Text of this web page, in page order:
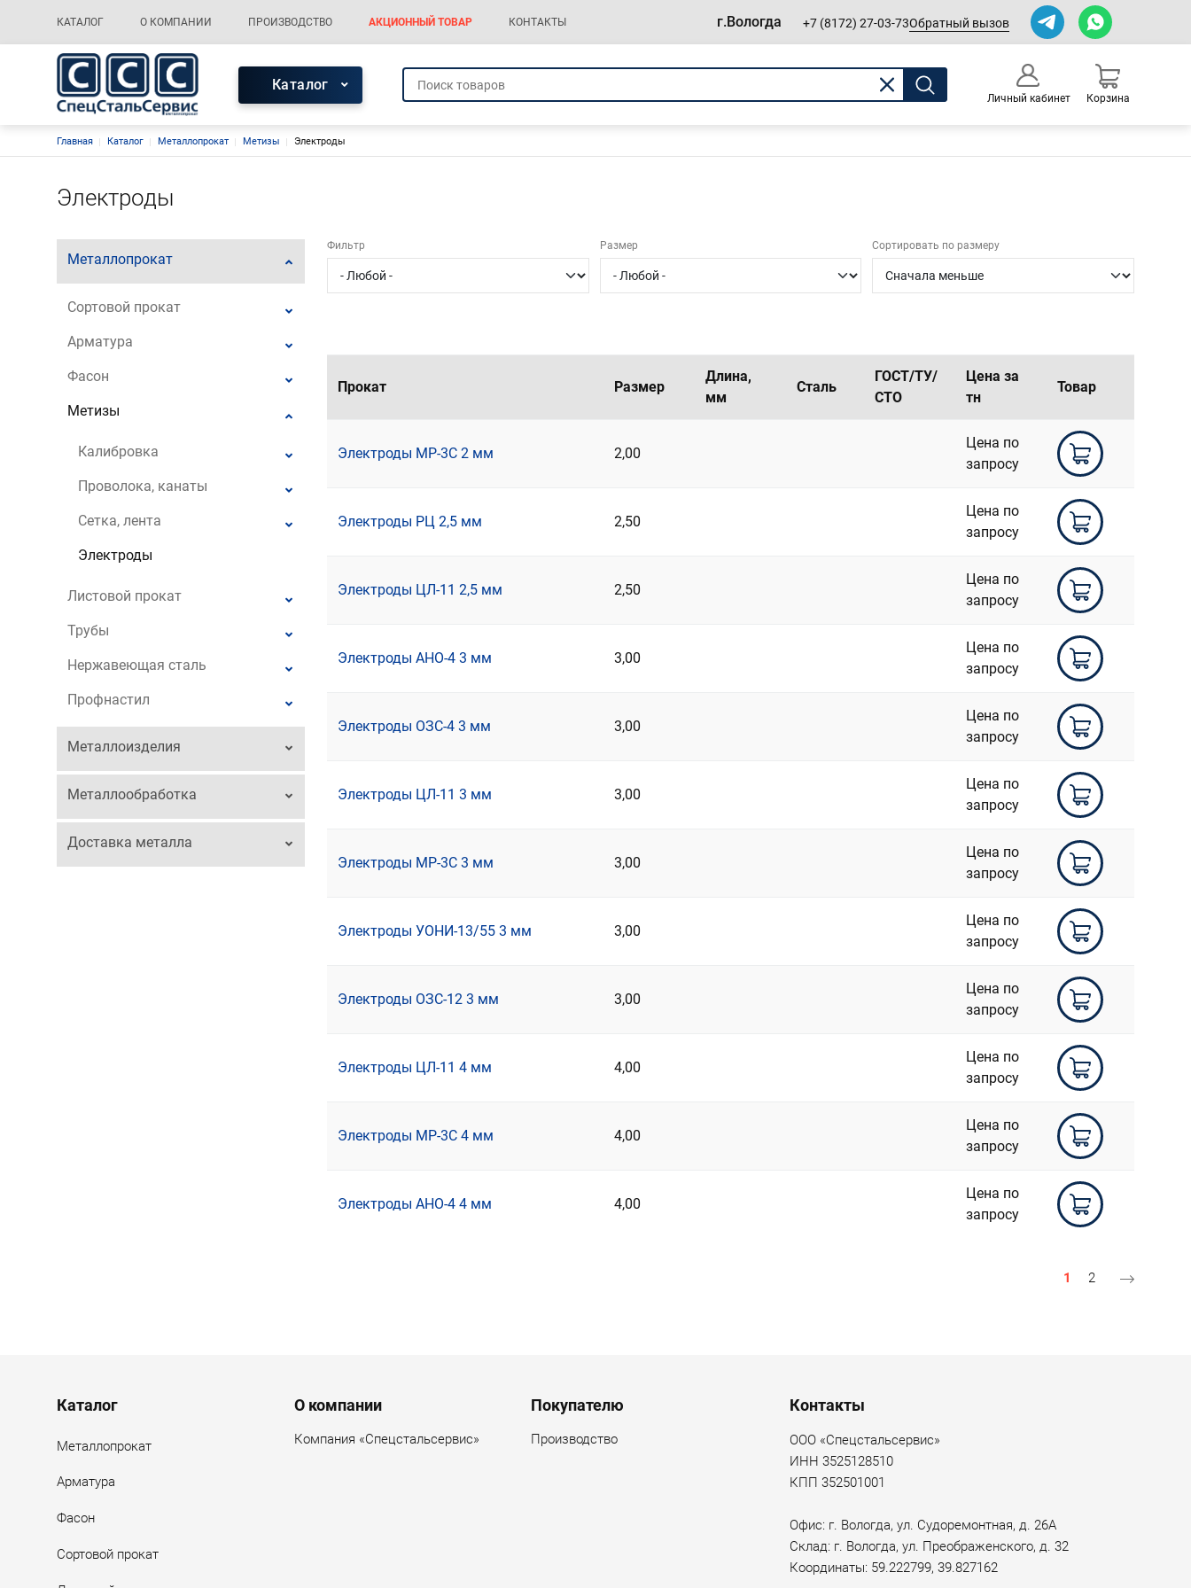
Меню каталога
КАТАЛОГ Основная навигация
О КОМПАНИИ ПРОИЗВОДСТВО АКЦИОННЫЙ ТОВАР КОНТАКТЫ г.Вологда +7 (8172) 27-03-73Обратный вызов
Меню каталога
Каталог
Личный кабинет Корзина
Строка навигации
Главная Каталог Металлопрокат Метизы Электроды
Электроды
Металлопрокат
Сортовой прокат
Арматура
Фасон
Метизы
Калибровка
Проволока, канаты
Сетка, лента
Электроды
Листовой прокат
Трубы
Нержавеющая сталь
Профнастил
Металлоизделия
Металлообработка
Доставка металла
Фильтр Размер Сортировать по размеру
Прокат Размер
Длина,
мм
Сталь
ГОСТ/ТУ/
СТО
Цена за
тн
Товар
Электроды МР-3С 2 мм 2,00
Цена по
запросу
Электроды РЦ 2,5 мм 2,50
Цена по
запросу
Электроды ЦЛ-11 2,5 мм 2,50
Цена по
запросу
Электроды АНО-4 3 мм 3,00
Цена по
запросу
Электроды ОЗС-4 3 мм 3,00
Цена по
запросу
Электроды ЦЛ-11 3 мм 3,00
Цена по
запросу
Электроды МР-3С 3 мм 3,00
Цена по
запросу
Электроды УОНИ-13/55 3 мм 3,00
Цена по
запросу
Электроды ОЗС-12 3 мм 3,00
Цена по
запросу
Электроды ЦЛ-11 4 мм 4,00
Цена по
запросу
Электроды МР-3С 4 мм 4,00
Цена по
запросу
Электроды АНО-4 4 мм 4,00
Цена по
запросу
Текущая страница
1 Страница
2
Menu footer
Каталог
Металлопрокат
Арматура
Фасон
Сортовой прокат
О компании
Компания «Спецстальсервис»
Покупателю
Производство
Контакты
ООО «Спецстальсервис»
ИНН 3525128510
КПП 352501001
Офис: г. Вологда, ул. Судоремонтная, д. 26А
Склад: г. Вологда, ул. Преображенского, д. 32
Координаты: 59.222799, 39.827162